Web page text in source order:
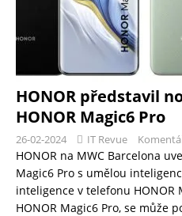
HONOR představil
HONOR Magic6 Pro
26-02-2024 IT Revue
HONOR na MWC Barcelona
Magic6 Pro s umělou
inteligence v telefonu
HONOR Magic6 Pro, se může